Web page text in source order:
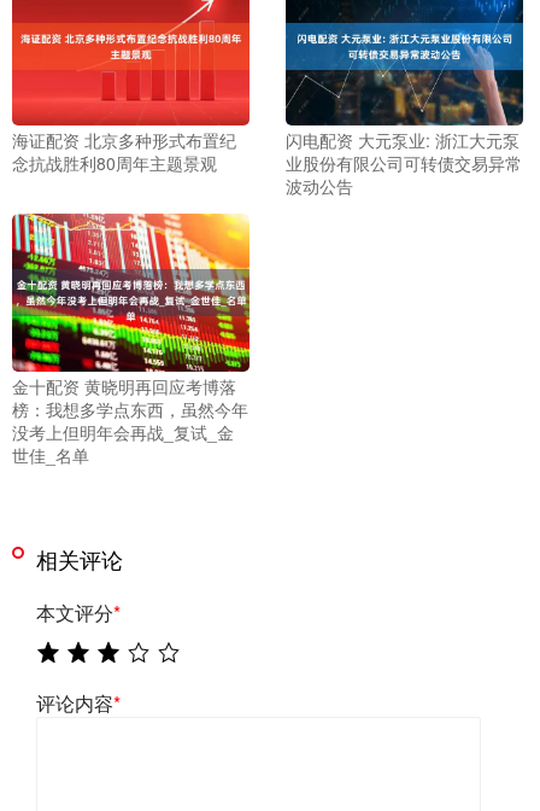
海证配资 北京多种形式布置纪
念抗战胜利80周年主题景观
闪电配资 大元泵业: 浙江大元泵
业股份有限公司可转债交易异常
波动公告
金十配资 黄晓明再回应考博落
榜：我想多学点东西，虽然今年
没考上但明年会再战_复试_金
世佳_名单
相关评论
本文评分*
评论内容*